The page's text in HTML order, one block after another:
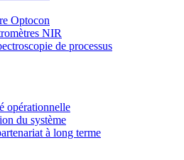
Optocon
NIR
de processus
opérationnelle
du système
à long terme